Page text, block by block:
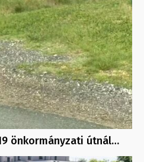
önkormányzati útnál…